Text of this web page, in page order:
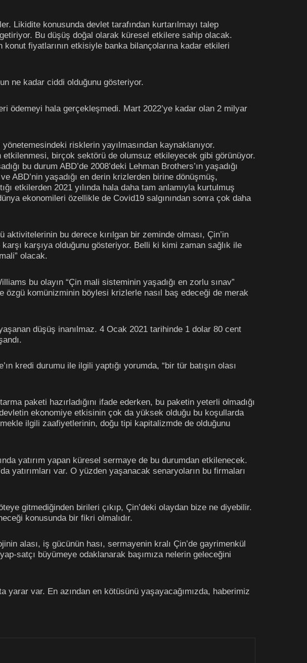
Likidite konusunda devlet tarafından kurtarılmayı talep
Bu düşüş doğal olarak küresel etkilere sahip olacak.
konut fiyatlarının etkisiyle banka bilançolarına kadar etkileri
ne kadar ciddi olduğunu gösteriyor.
ödemeyi hala gerçekleşmedi. Mart 2022’ye kadar olan 2 milyar
risklerin yayılmasından kaynaklanıyor.
birçok sektörü de olumsuz etkileyecek gibi görünüyor.
bu durum ABD’de 2008’deki Lehman Brothers’ın yaşadığı
ABD’nin yaşadığı en derin krizlerden birine dönüşmüş,
etkilerden 2021 yılında hala daha tam anlamıyla kurtulmuş
ekonomileri özellikle de Covid19 salgınından sonra çok daha
aktivitelerinin bu derece kırılgan bir zeminde olması, Çin’in
karşıya olduğunu gösteriyor. Belli ki kimi zaman sağlık ile
olacak.
bu olayın “Çin mali sisteminin yaşadığı en zorlu sınav”
özgü komünizminin böylesi krizlerle nasıl baş edeceği de merak
düşüş inanılmaz. 4 Ocak 2021 tarihinde 1 dolar 80 cent
kredi durumu ile ilgili yaptığı yorumda, “bir tür batışın olası
paketi hazırladığını ifade ederken, bu paketin yeterli olmadığı
ekonomiye etkisinin çok da yüksek olduğu bu koşullarda
ilgili zaafiyetlerinin, doğu tipi kapitalizmde de olduğunu
yatırım yapan küresel sermaye de bu durumdan etkilenecek.
yatırımları var. O yüzden yaşanacak senaryoların bu firmaları
gitmediğinden birileri çıkıp, Çin’deki olaydan bize ne diyebilir.
konusunda bir fikri olmalıdır.
alası, iş gücünün hası, sermayenin kralı Çin’de gayrimenkül
satçı büyümeye odaklanarak başımıza nelerin geleceğini
yarar var. En azından en kötüsünü yaşayacağımızda, haberimiz